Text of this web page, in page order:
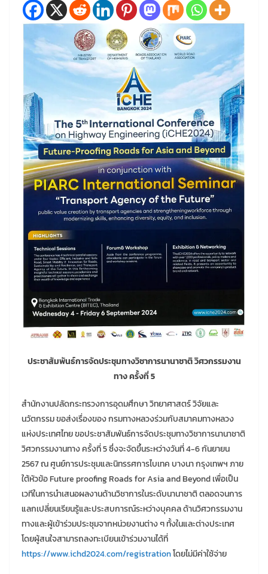
ประชาสัมพันธ์การจัดประชุมทางวิชาการนานาชาติ วิศวกรรมงาน
ทาง ครั้งที่ 5
สำนักงานปลัดกระทรวงการอุดมศึกษา วิทยาศาสตร์ วิจัยและ
นวัตกรรม ขอส่งเรื่องของ กรมทางหลวงร่วมกับสมาคมทางหลวง
แห่งประเทศไทย ขอประชาสัมพันธ์การจัดประชุมทางวิชาการนานาชาติ
วิศวกรรมงานทาง ครั้งที่ 5 ซึ่งจะจัดขึ้นระหว่างวันที่ 4-6 กันยายน
2567 ณ ศูนย์การประชุมและนิทรรศการไบเทค บางนา กรุงเทพฯ ภาย
ใต้หัวข้อ Future proofing Roads for Asia and Beyond เพื่อเป็น
เวทีในการนำเสนอผลงานด้านวิชาการในระดับนานาชาติ ตลอดจนการ
แลกเปลี่ยนเรียนรู้และประสบการณ์ระหว่างบุคคล ด้านวิศวกรรมงาน
ทางและผู้เข้าร่วมประชุมจากหน่วยงานต่าง ๆ ทั้งในและต่างประเทศ
โดยผู้สนใจสามารถลงทะเบียนเข้าร่วมงานได้ที่
https://www.ichd2024.com/registrationโดยไม่มีค่าใช้จ่าย